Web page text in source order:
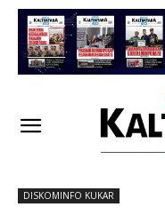
DISKOMINFO KUKAR